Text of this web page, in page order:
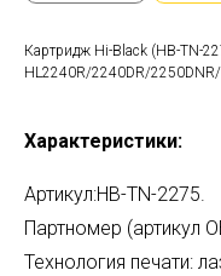
Картридж Hi-Black (HB-TN-
HL2240R/2240DR/2250DNR/
Характеристики:
Артикул:HB-TN-2275.
Партномер (артикул
Технология печати: